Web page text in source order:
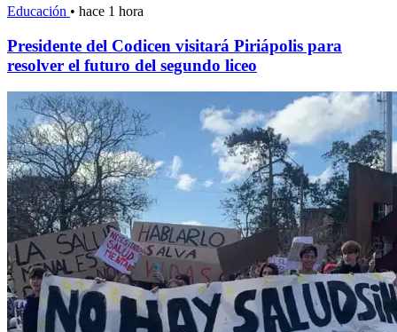
Educación • hace 1 hora
Presidente del Codicen visitará Piriápolis para
resolver el futuro del segundo liceo